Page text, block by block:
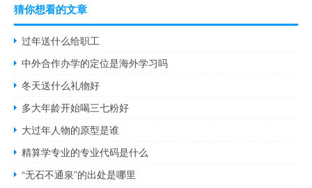
猜你想看的文章
过年送什么给职工
中外合作办学的定位是海外学习吗
冬天送什么礼物好
多大年龄开始喝三七粉好
大过年人物的原型是谁
精算学专业的专业代码是什么
“无石不通泉”的出处是哪里